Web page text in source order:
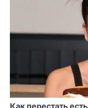
Как перестать